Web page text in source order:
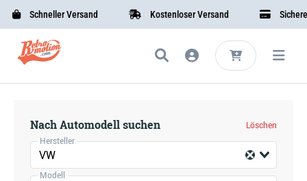
Schneller Versand Kostenloser Versand Sichere
Nach Automodell suchen
Löschen
Hersteller
VW
Modell